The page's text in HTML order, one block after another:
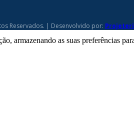
Reservados. | Desenvolvido por:
armazenando as suas preferências